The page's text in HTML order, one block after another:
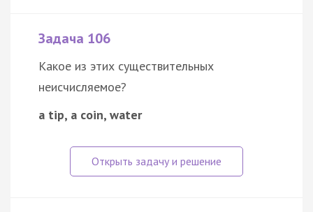
Задача 106
Какое из этих существительных
неисчисляемое?
a tip, a coin, water